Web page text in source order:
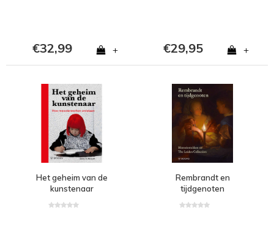
€32,99 + €29,95 +
Het geheim van de
kunstenaar
Rembrandt en
tijdgenoten